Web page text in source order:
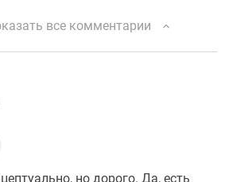
все комментарии
но дорого. Да, есть